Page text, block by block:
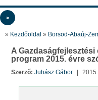
>
» Kezdőoldal » Borsod-Abaúj-
A
program 2015. évre
Szerző: Juhász Gábor